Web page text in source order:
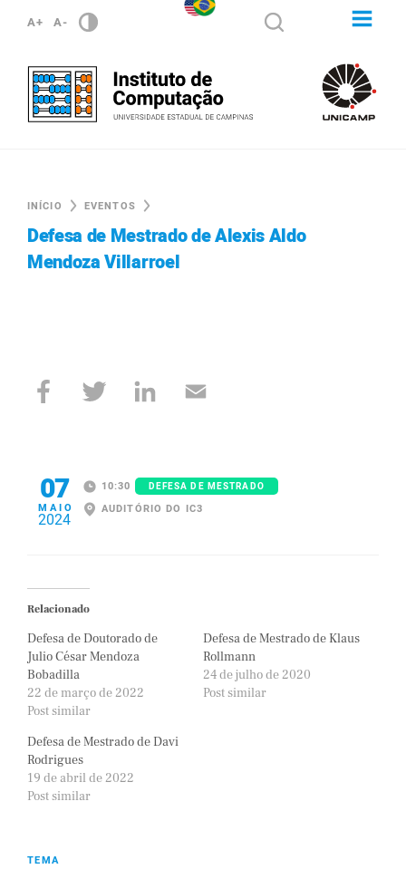
A+ A-
INÍCIO EVENTOS
Defesa de Mestrado de Alexis Aldo
Mendoza Villarroel
07
MAIO
2024
10:30 DEFESA DE MESTRADO
AUDITÓRIO DO IC3
Relacionado
Defesa de Doutorado de
Julio César Mendoza
Bobadilla
22 de março de 2022
Post similar
Defesa de Mestrado de Klaus
Rollmann
24 de julho de 2020
Post similar
Defesa de Mestrado de Davi
Rodrigues
19 de abril de 2022
Post similar
TEMA